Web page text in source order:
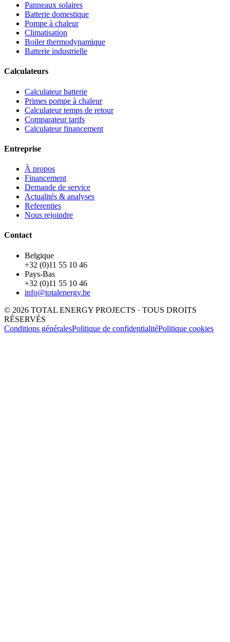
Panneaux solaires
Batterie domestique
Pompe à chaleur
Climatisation
Boiler thermodynamique
Batterie industrielle
Calculateurs
Calculateur batterie
Primes pompe à chaleur
Calculateur temps de retour
Comparateur tarifs
Calculateur financement
Entreprise
À propos
Financement
Demande de service
Actualités & analyses
Referenties
Nous rejoindre
Contact
Belgique
+32 (0)11 55 10 46
Pays-Bas
+32 (0)11 55 10 46
info@totalenergy.be
© 2026 TOTAL ENERGY PROJECTS · TOUS DROITS
RÉSERVÉS
Conditions généralesPolitique de confidentialitéPolitique cookies